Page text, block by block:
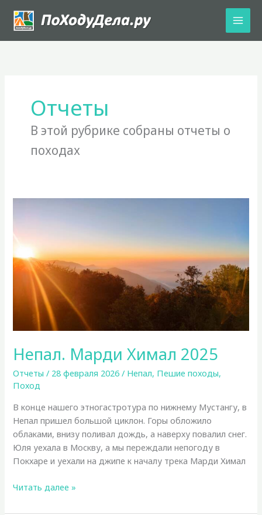
содержимому
Отчеты
В этой рубрике собраны отчеты о
походах
Непал. Марди Химал 2025
Отчеты / 28 февраля 2026/ Непал, Пешие походы,
Поход
В конце нашего этногастротура по нижнему Мустангу, в
Непал пришел большой циклон. Горы обложило
облаками, внизу поливал дождь, а наверху повалил снег.
Юля уехала в Москву, а мы переждали непогоду в
Покхаре и уехали на джипе к началу трека Марди Химал
Непал.
Читать далее »